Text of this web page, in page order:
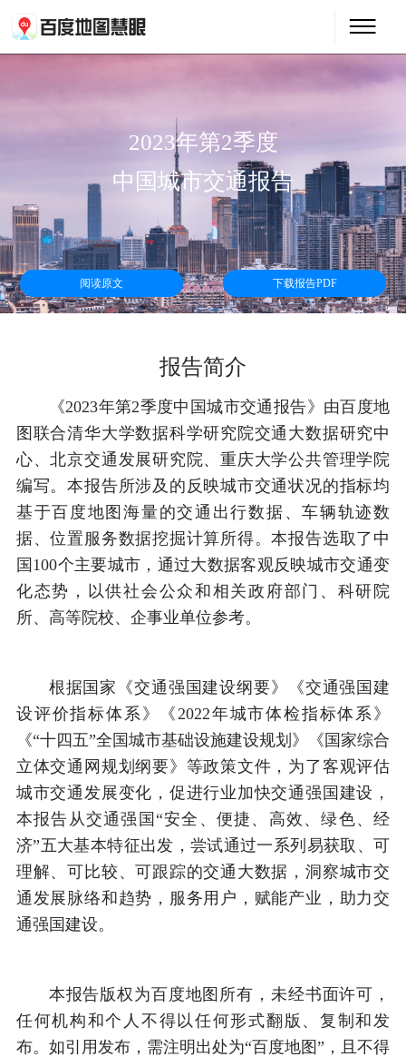
2023年第2季度
中国城市交通报告
阅读原文 下载报告PDF
报告简介
《2023年第2季度中国城市交通报告》由百度地
图联合清华大学数据科学研究院交通大数据研究中
心、北京交通发展研究院、重庆大学公共管理学院
编写。本报告所涉及的反映城市交通状况的指标均
基于百度地图海量的交通出行数据、车辆轨迹数
据、位置服务数据挖掘计算所得。本报告选取了中
国100个主要城市，通过大数据客观反映城市交通变
化态势，以供社会公众和相关政府部门、科研院
所、高等院校、企事业单位参考。
根据国家《交通强国建设纲要》《交通强国建
设评价指标体系》《2022年城市体检指标体系》
《“十四五”全国城市基础设施建设规划》《国家综合
立体交通网规划纲要》等政策文件，为了客观评估
城市交通发展变化，促进行业加快交通强国建设，
本报告从交通强国“安全、便捷、高效、绿色、经
济”五大基本特征出发，尝试通过一系列易获取、可
理解、可比较、可跟踪的交通大数据，洞察城市交
通发展脉络和趋势，服务用户，赋能产业，助力交
通强国建设。
本报告版权为百度地图所有，未经书面许可，
任何机构和个人不得以任何形式翻版、复制和发
布。如引用发布，需注明出处为“百度地图”，且不得